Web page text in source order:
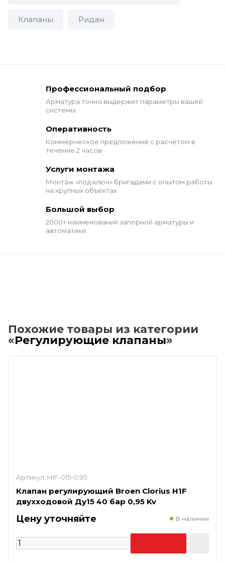
Клапаны Ридан
Профессиональный подбор
Арматура точно выдержит параметры вашей
системы
Оперативность
Коммерческое предложение с расчётом в
течение 2 часов
Услуги монтажа
Монтаж «под ключ» бригадами с опытом работы
на крупных объектах
Большой выбор
2000+ наименований запорной арматуры и
автоматики
Похожие товары из категории
«Регулирующие клапаны»
Артикул: H1F-015-0,95
Клапан регулирующий Broen Clorius H1F
двухходовой Ду15 40 бар 0,95 Kv
Цену уточняйте В наличии